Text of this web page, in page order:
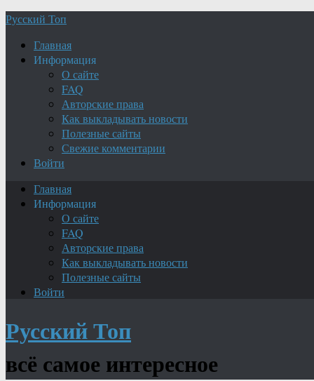
Русский Топ
Главная
Информация
О сайте
FAQ
Авторские права
Как выкладывать новости
Полезные сайты
Свежие комментарии
Войти
Главная
Информация
О сайте
FAQ
Авторские права
Как выкладывать новости
Полезные сайты
Войти
Русский Топ
всё самое интересное